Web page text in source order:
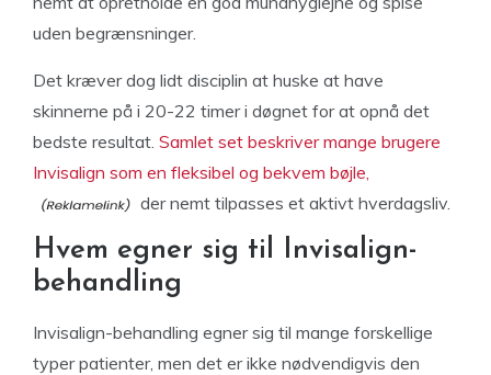
uden begrænsninger.
Det kræver dog lidt disciplin at huske at have
skinnerne på i 20-22 timer i døgnet for at opnå det
bedste resultat. Samlet set beskriver mange brugere
Invisalign som en fleksibel og bekvem bøjle,
der nemt tilpasses et aktivt hverdagsliv.
Hvem egner sig til Invisalign-
behandling
Invisalign-behandling egner sig til mange forskellige
typer patienter, men det er ikke nødvendigvis den